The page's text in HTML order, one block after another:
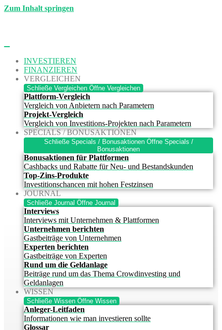
Zum Inhalt springen
INVESTIEREN
FINANZIEREN
VERGLEICHEN
Schließe Vergleichen Öffne Vergleichen
Plattform-Vergleich
Vergleich von Anbietern nach Parametern
Projekt-Vergleich
Vergleich von Investitions-Projekten nach Parametern
SPECIALS / BONUSAKTIONEN
Schließe Specials / Bonusaktionen Öffne Specials /
Bonusaktionen
Bonusaktionen für Plattformen
Cashbacks und Rabatte für Neu- und Bestandskunden
Top-Zins-Produkte
Investitionschancen mit hohen Festzinsen
JOURNAL
Schließe Journal Öffne Journal
Interviews
Interviews mit Unternehmen & Plattformen
Unternehmen berichten
Gastbeiträge von Unternehmen
Experten berichten
Gastbeiträge von Experten
Rund um die Geldanlage
Beiträge rund um das Thema Crowdinvesting und
Geldanlagen
WISSEN
Schließe Wissen Öffne Wissen
Anleger-Leitfaden
Informationen wie man investieren sollte
Glossar